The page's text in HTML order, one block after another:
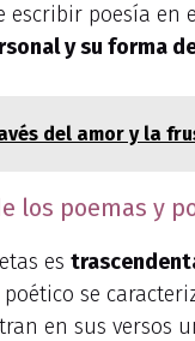
poesía en
y su forma
del amor y la
los poemas y
es
se
en sus versos